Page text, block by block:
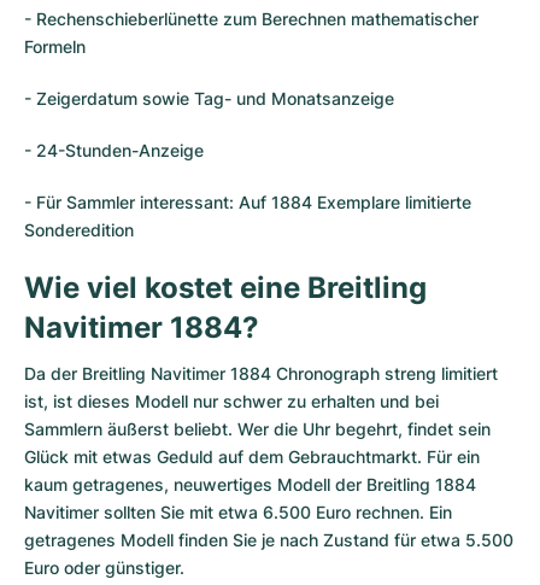
Yacht-Master II
Sea-Dweller
Sky-Dweller
Submariner
Pasha
Tortue
Baignoire
Ballon Blanc
Roadster
Gebraucht
Damenuhren
Cockpit
Chronospace
Super Avenger
Galactic
Montbrillant
Gebraucht
Damenuhren
Damenuhren
Aquatimer
Spitfire
GST
Vintage
Gebraucht
- Rechenschieberlünette zum Berechnen mathematischer
Formeln
- Zeigerdatum sowie Tag- und Monatsanzeige
- 24-Stunden-Anzeige
- Für Sammler interessant: Auf 1884 Exemplare limitierte
Sonderedition
Wie viel kostet eine Breitling
Navitimer 1884?
Da der Breitling Navitimer 1884 Chronograph streng limitiert
ist, ist dieses Modell nur schwer zu erhalten und bei
Sammlern äußerst beliebt. Wer die Uhr begehrt, findet sein
Glück mit etwas Geduld auf dem Gebrauchtmarkt. Für ein
kaum getragenes, neuwertiges Modell der Breitling 1884
Navitimer sollten Sie mit etwa 6.500 Euro rechnen. Ein
getragenes Modell finden Sie je nach Zustand für etwa 5.500
Euro oder günstiger.